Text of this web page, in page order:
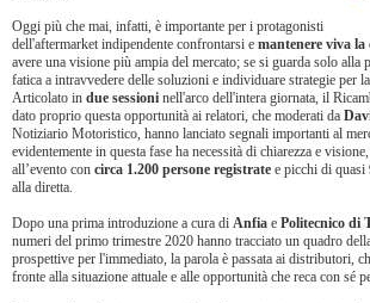
Oggi più che mai, infatti, è importante per i protagonisti
dell'aftermarket indipendente confrontarsi e mantenere viva la
avere una visione più ampia del mercato; se si guarda solo
fatica a intravvedere delle soluzioni e individuare strategie per
Articolato in due sessioni nell'arco dell'intera giornata, il
dato proprio questa opportunità ai relatori, che moderati da
Notiziario Motoristico, hanno lanciato segnali importanti al
evidentemente in questa fase ha necessità di chiarezza e
all’evento con circa 1.200 persone registrate e picchi di quasi
alla diretta.
Dopo una prima introduzione a cura di Anfia e Politecnico di
numeri del primo trimestre 2020 hanno tracciato un quadro
prospettive per l'immediato, la parola è passata ai distributori,
fronte alla situazione attuale e alle opportunità che reca con sé